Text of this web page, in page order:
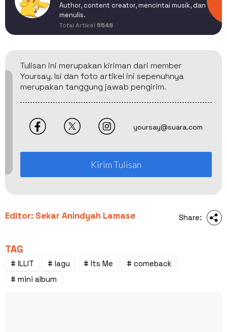
Author, content creator, mencintai musik, dan
menulis.
Total Artikel 5548
Tulisan ini merupakan kiriman dari member
Yoursay. Isi dan foto artikel ini sepenuhnya
merupakan tanggung jawab pengirim.
yoursay@suara.com
Kirim Tulisan
Editor: Sekar Anindyah Lamase Share:
TAG
# ILLIT # lagu # Its Me
# comeback
# mini album